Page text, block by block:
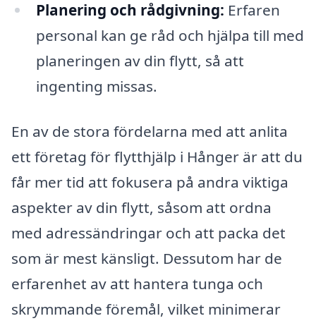
Planering och rådgivning: Erfaren
personal kan ge råd och hjälpa till med
planeringen av din flytt, så att
ingenting missas.
En av de stora fördelarna med att anlita
ett företag för flytthjälp i Hånger är att du
får mer tid att fokusera på andra viktiga
aspekter av din flytt, såsom att ordna
med adressändringar och att packa det
som är mest känsligt. Dessutom har de
erfarenhet av att hantera tunga och
skrymmande föremål, vilket minimerar